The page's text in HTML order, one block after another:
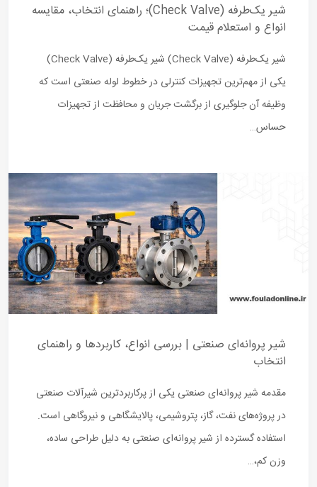
شیر یک‌طرفه (Check Valve)؛ راهنمای انتخاب، مقایسه
انواع و استعلام قیمت
شیر یک‌طرفه (Check Valve) شیر یک‌طرفه (Check Valve)
یکی از مهم‌ترین تجهیزات کنترلی در خطوط لوله صنعتی است که
وظیفه آن جلوگیری از برگشت جریان و محافظت از تجهیزات
حساس…
شیر پروانه‌ای صنعتی | بررسی انواع، کاربردها و راهنمای
انتخاب
مقدمه شیر پروانه‌ای صنعتی یکی از پرکاربردترین شیرآلات صنعتی
در پروژه‌های نفت، گاز، پتروشیمی، پالایشگاهی و نیروگاهی است.
استفاده گسترده از شیر پروانه‌ای صنعتی به دلیل طراحی ساده،
وزن کم،…